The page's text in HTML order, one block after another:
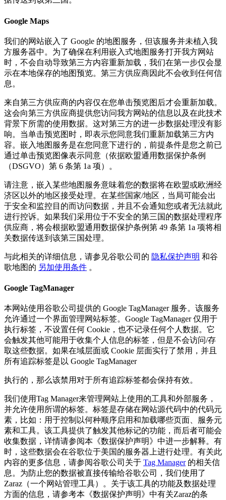
Google Maps
我们的网站嵌入了 Google 的地图服务，但该服务并未植入我
方服务器中。为了确保在利用嵌入式地图服务打开我方网站
时，不会自动导致第三方内容重新加载，我们在第一步仅会显
示在本地保存的地图预览。第三方供应商因此不会收到任何信
息。
来自第三方供应商的内容仅在您单击预览图后才会重新加载。
这会向第三方供应商提供您访问我方网站的信息以及在此技术
背景下所需的使用数据。这对第三方的进一步数据处理没有影
响。当单击预览图时，即表示您同意我们重新加载第三方内
容。嵌入地图服务是在您同意下进行的，前提条件是您之前已
通过单击预览图像表示同意（依据欧盟通用数据保护条例
（DSGVO）第 6 条第 1a 项）。
请注意，嵌入某些地图服务意味着您的数据将在欧盟或欧洲经
济区以外的地区接受处理。在某些国家/地区，当局可能会出
于安全和监控目的而访问数据，并且不会通知您或者无法就此
进行控诉。如果我们采用位于不安全的第三国的数据处理程序
供应商，将会根据欧盟通用数据保护条例第 49 条第 1a 项将相
关数据传送到该第三国处理。
与此相关的详细信息，请参见谷歌公司的 隐私保护声明 和谷
歌地图的 另加使用条件 。
Google TagManager
本网站使用谷歌公司提供的 Google TagManager 服务。该服务
允许通过一个界面管理网站标签。Google TagManager 仅用于
执行标签，不设置任何 Cookie，也不记录任何个人数据。它
会触发其他可能用于收集个人信息的标签，但是不会访问/存
取这些数据。如果在域层面或 Cookie 层面实行了禁用，并且
所有追踪标签是以 Google TagManager
执行的，那么该禁用对于所有追踪标签都会保持有效。
我们使用Tag Manager来管理网站上使用的工具和外部服务，
并允许使用所谓的标签。标签是存储在网站源代码中的代码元
素，比如：用于控制以何种顺序启用和加载哪些页面、服务元
素和工具。该工具提供了触发其他标记的功能，而后者可能会
收集数据，详情请参阅本《数据保护声明》中进一步解释。有
时，这些数据会在谷歌位于美国的服务器上进行处理。有关此
内容的更多信息，请参阅谷歌公司关于 Tag Manager的相关信
息。为防止您的数据被直接传输给谷歌公司，我们使用了
Zaraz（一个网站管理工具）。关于该工具的功能及数据处理
方面的信息，请参考本《数据保护声明》中有关Zaraz的条